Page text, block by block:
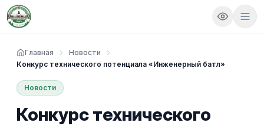
Главная
Новости
Конкурс технического потенциала «Инженерный батл»
Новости
Конкурс технического